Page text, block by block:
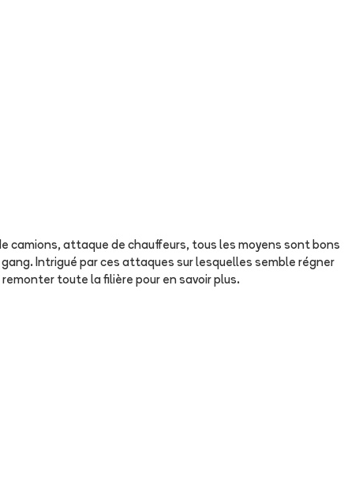
camions, attaque de chauffeurs, tous les moyens sont bons
Intrigué par ces attaques sur lesquelles semble régner
toute la filière pour en savoir plus.